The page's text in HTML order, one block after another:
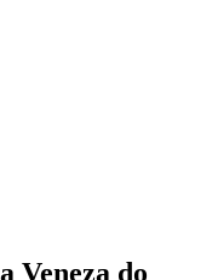
Veneza do